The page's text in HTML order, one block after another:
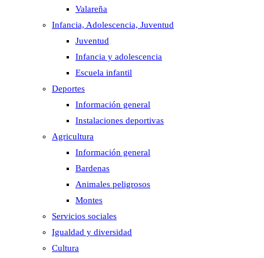
Valareña
Infancia, Adolescencia, Juventud
Juventud
Infancia y adolescencia
Escuela infantil
Deportes
Información general
Instalaciones deportivas
Agricultura
Información general
Bardenas
Animales peligrosos
Montes
Servicios sociales
Igualdad y diversidad
Cultura